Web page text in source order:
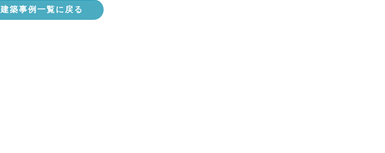
建築事例一覧に戻る